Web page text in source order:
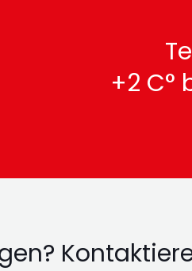
+2 C°